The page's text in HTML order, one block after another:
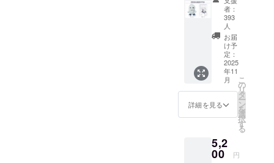
金・代
替発送
などの
対応は
いたし
かねま
すの
で、あ
らかじ
めご了
承くだ
さいま
すよう
いたし
ます。
カー
ド 1点
画像は
イメー
ジで
す。 金
額には
消費税
（10%
）と送
料990円
・ぬい
ぐる
み 1点
・記念
カー
ド 1点
画像は
イメー
ジで
す。 金
額には
料990円
を含ん
者：
393
人
お届
け予
定：
2025
年11
月
詳細を見る
こ
の
リ
タ
ー
ン
を
選
択
す
る
5,2
00 円